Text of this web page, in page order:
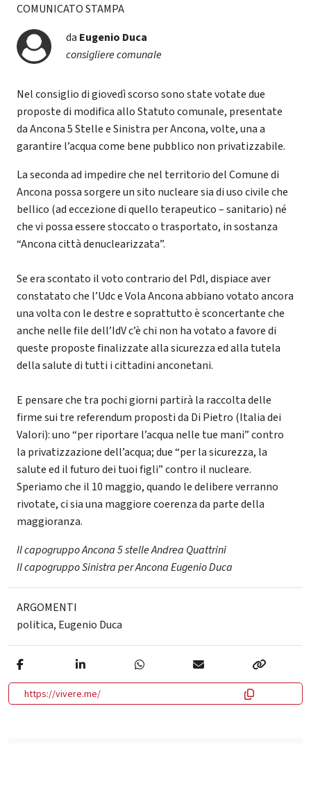
COMUNICATO STAMPA
da Eugenio Duca
consigliere comunale
Nel consiglio di giovedì scorso sono state votate due
proposte di modifica allo Statuto comunale, presentate
da Ancona 5 Stelle e Sinistra per Ancona, volte, una a
garantire l’acqua come bene pubblico non privatizzabile.
La seconda ad impedire che nel territorio del Comune di
Ancona possa sorgere un sito nucleare sia di uso civile che
bellico (ad eccezione di quello terapeutico – sanitario) né
che vi possa essere stoccato o trasportato, in sostanza
“Ancona città denuclearizzata”.
Se era scontato il voto contrario del Pdl, dispiace aver
constatato che l’Udc e Vola Ancona abbiano votato ancora
una volta con le destre e soprattutto è sconcertante che
anche nelle file dell’IdV c’è chi non ha votato a favore di
queste proposte finalizzate alla sicurezza ed alla tutela
della salute di tutti i cittadini anconetani.
E pensare che tra pochi giorni partirà la raccolta delle
firme sui tre referendum proposti da Di Pietro (Italia dei
Valori): uno “per riportare l’acqua nelle tue mani” contro
la privatizzazione dell’acqua; due “per la sicurezza, la
salute ed il futuro dei tuoi figli” contro il nucleare.
Speriamo che il 10 maggio, quando le delibere verranno
rivotate, ci sia una maggiore coerenza da parte della
maggioranza.
Il capogruppo Ancona 5 stelle Andrea Quattrini
Il capogruppo Sinistra per Ancona Eugenio Duca
ARGOMENTI
politica, Eugenio Duca
https://vivere.me/